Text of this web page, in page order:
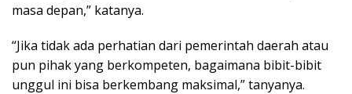
masa depan,” katanya.
“Jika tidak ada perhatian dari pemerintah daerah atau
pun pihak yang berkompeten, bagaimana bibit-bibit
unggul ini bisa berkembang maksimal,” tanyanya.